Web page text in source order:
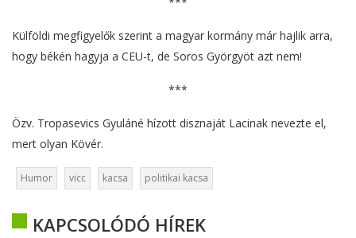
Külföldi megfigyelők szerint a magyar kormány már hajlik arra,
hogy békén hagyja a CEU-t, de Soros Györgyöt azt nem!
***
Özv. Tropasevics Gyuláné hízott disznaját Lacinak nevezte el,
mert olyan Kövér.
Humor vicc kacsa politikai kacsa
KAPCSOLÓDÓ HÍREK